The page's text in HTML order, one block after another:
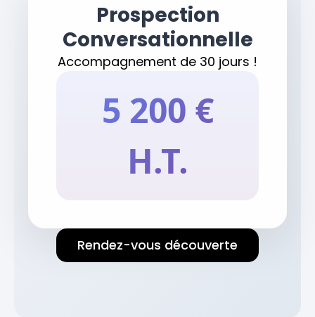
Prospection
Conversationnelle
Accompagnement de 30 jours !
5 200 €
H.T.
Rendez-vous découverte